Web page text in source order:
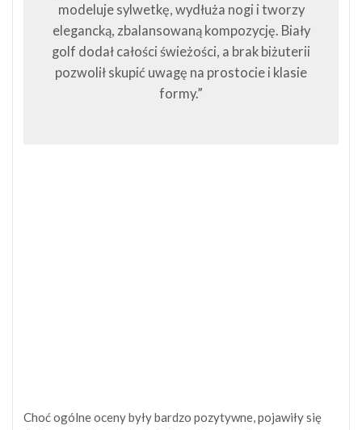
modeluje sylwetkę, wydłuża nogi i tworzy
elegancką, zbalansowaną kompozycję. Biały
golf dodał całości świeżości, a brak biżuterii
pozwolił skupić uwagę na prostocie i klasie
formy.”
Choć ogólne oceny były bardzo pozytywne, pojawiły się